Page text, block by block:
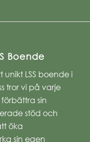
Boende
unikt LSS boende i
tror vi på varje
sin
stöd och
öka
sin egen